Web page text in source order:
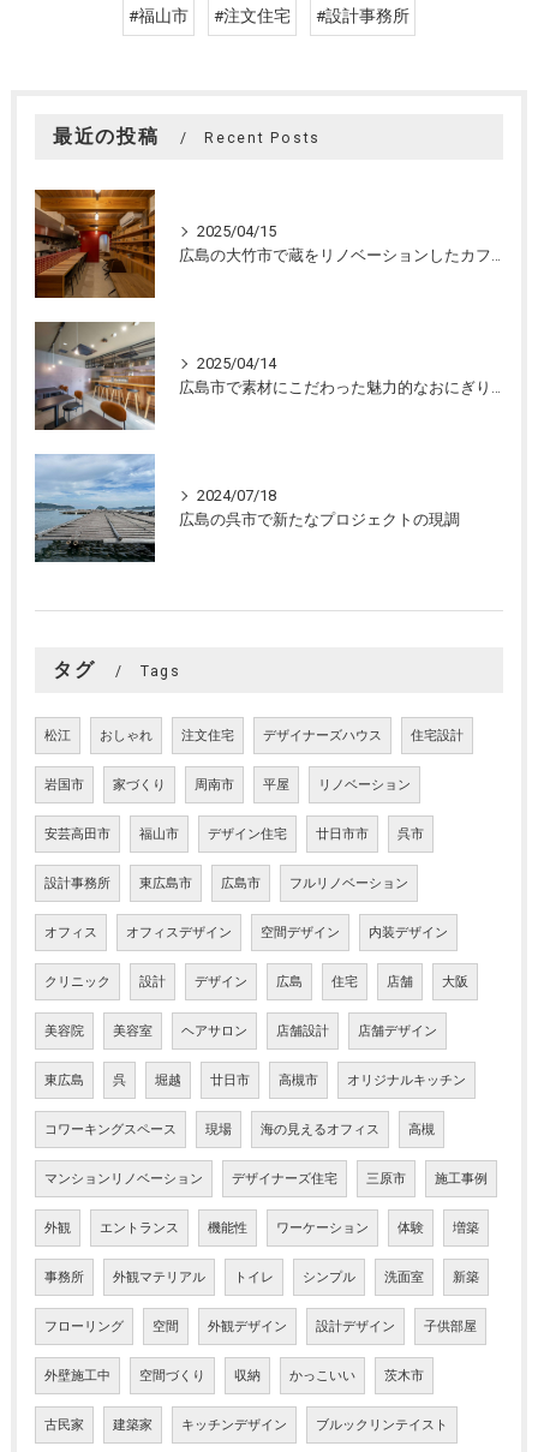
#福山市 #注文住宅 #設計事務所
最近の投稿 Recent Posts
2025/04/15
広島の大竹市で蔵をリノベーションしたカフェの設計。店舗設計、店舗デザインはasazu design office
2025/04/14
広島市で素材にこだわった魅力的なおにぎり屋さんの設計。店舗設計、店舗デザインはasazu design office
2024/07/18
広島の呉市で新たなプロジェクトの現調
タグ Tags
松江 おしゃれ 注文住宅 デザイナーズハウス 住宅設計
岩国市 家づくり 周南市 平屋 リノベーション
安芸高田市 福山市 デザイン住宅 廿日市市 呉市
設計事務所 東広島市 広島市 フルリノベーション
オフィス オフィスデザイン 空間デザイン 内装デザイン
クリニック 設計 デザイン 広島 住宅 店舗 大阪
美容院 美容室 ヘアサロン 店舗設計 店舗デザイン
東広島 呉 堀越 廿日市 高槻市 オリジナルキッチン
コワーキングスペース 現場 海の見えるオフィス 高槻
マンションリノベーション デザイナーズ住宅 三原市 施工事例
外観 エントランス 機能性 ワーケーション 体験 増築
事務所 外観マテリアル トイレ シンプル 洗面室 新築
フローリング 空間 外観デザイン 設計デザイン 子供部屋
外壁施工中 空間づくり 収納 かっこいい 茨木市
古民家 建築家 キッチンデザイン ブルックリンテイスト